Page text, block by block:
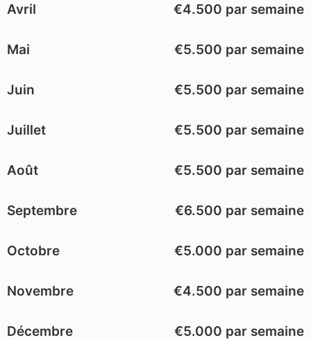
Avril €4.500 par semaine
Mai €5.500 par semaine
Juin €5.500 par semaine
Juillet €5.500 par semaine
Août €5.500 par semaine
Septembre €6.500 par semaine
Octobre €5.000 par semaine
Novembre €4.500 par semaine
Décembre €5.000 par semaine